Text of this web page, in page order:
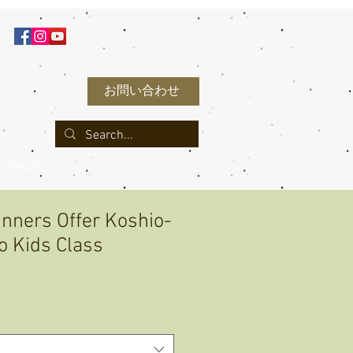
お問い合わせ
Offer Koshio-
Kids Class